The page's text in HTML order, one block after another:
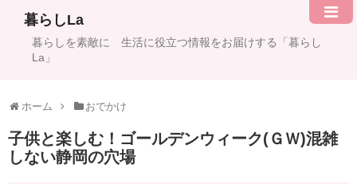
暮らしLa
暮らしを素敵に 生活に役立つ情報をお届けする「暮らし
La」
ホーム おでかけ
子供と楽しむ！ゴールデンウィーク(ＧＷ)混雑
しない静岡の穴場